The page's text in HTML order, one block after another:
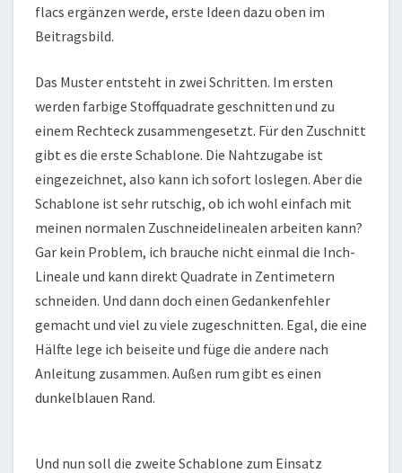
flacs ergänzen werde, erste Ideen dazu oben im
Beitragsbild.
Das Muster entsteht in zwei Schritten. Im ersten
werden farbige Stoffquadrate geschnitten und zu
einem Rechteck zusammengesetzt. Für den Zuschnitt
gibt es die erste Schablone. Die Nahtzugabe ist
eingezeichnet, also kann ich sofort loslegen. Aber die
Schablone ist sehr rutschig, ob ich wohl einfach mit
meinen normalen Zuschneidelinealen arbeiten kann?
Gar kein Problem, ich brauche nicht einmal die Inch-
Lineale und kann direkt Quadrate in Zentimetern
schneiden. Und dann doch einen Gedankenfehler
gemacht und viel zu viele zugeschnitten. Egal, die eine
Hälfte lege ich beiseite und füge die andere nach
Anleitung zusammen. Außen rum gibt es einen
dunkelblauen Rand.
Und nun soll die zweite Schablone zum Einsatz